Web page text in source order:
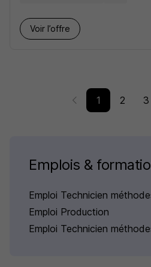
Voir l’offre
1 2 3
Emplois &
Emploi Technicien
Emploi Production
Emploi Technicien